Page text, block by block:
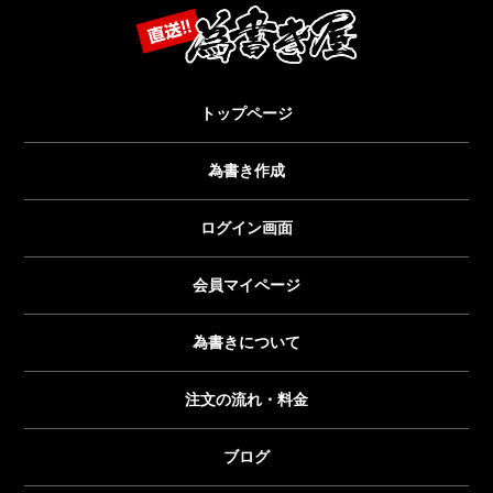
トップページ
為書き作成
ログイン画面
会員マイページ
為書きについて
注文の流れ・料金
ブログ